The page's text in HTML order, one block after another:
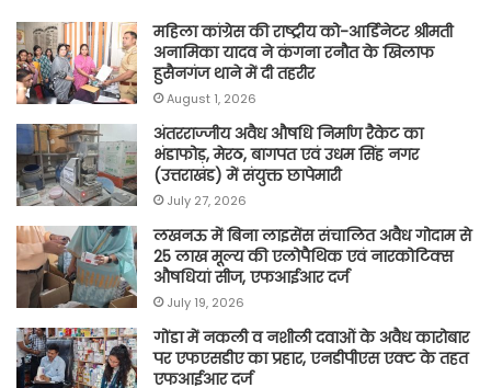
महिला कांग्रेस की राष्ट्रीय को-आर्डिनेटर श्रीमती
अनामिका यादव ने कंगना रनौत के खिलाफ
हुसैनगंज थाने में दी तहरीर
August 1, 2026
अंतरराज्जीय अवैध औषधि निर्माण रैकेट का
भंडाफोड़, मेरठ, बागपत एवं उधम सिंह नगर
(उत्तराखंड) में संयुक्त छापेमारी
July 27, 2026
लखनऊ में बिना लाइसेंस संचालित अवैध गोदाम से
25 लाख मूल्य की एलोपैथिक एवं नारकोटिक्स
औषधियां सीज, एफआईआर दर्ज
July 19, 2026
गोंडा में नकली व नशीली दवाओं के अवैध कारोबार
पर एफएसडीए का प्रहार, एनडीपीएस एक्ट के तहत
एफआईआर दर्ज